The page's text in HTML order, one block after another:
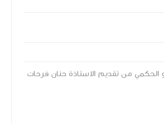
من تقديم الاستاذة حنان فرحات